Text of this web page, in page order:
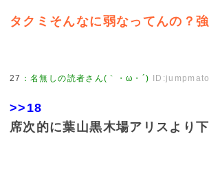
タクミそんなに弱なってんの？
27 ：名無しの読者さん(｀・ω・´)
>>18
席次的に葉山黒木場アリスより下